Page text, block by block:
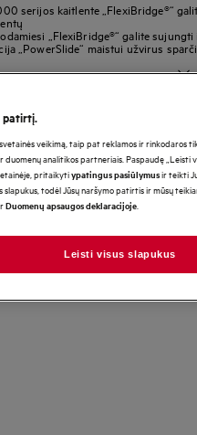
serijos kaitlente „FlexiBridge®“
„FlexiBridge®“ galite
„PowerSlide“ maistui užvirus
*Produkto puslapio galerijoje
vaizdo įrašai yra tik
atvaizduoti šį modelį.
patirtį.
veikimą, taip pat reklamos ir rinkodaros
analitikos partneriais. Paspaudę „Leisti
pritaikytiypatingus pasiūlymusir teikti
todėl Jūsų naršymo patirtis ir mūsų
Duomenų apsaugos deklaracijoje
Leisti visus slapukus